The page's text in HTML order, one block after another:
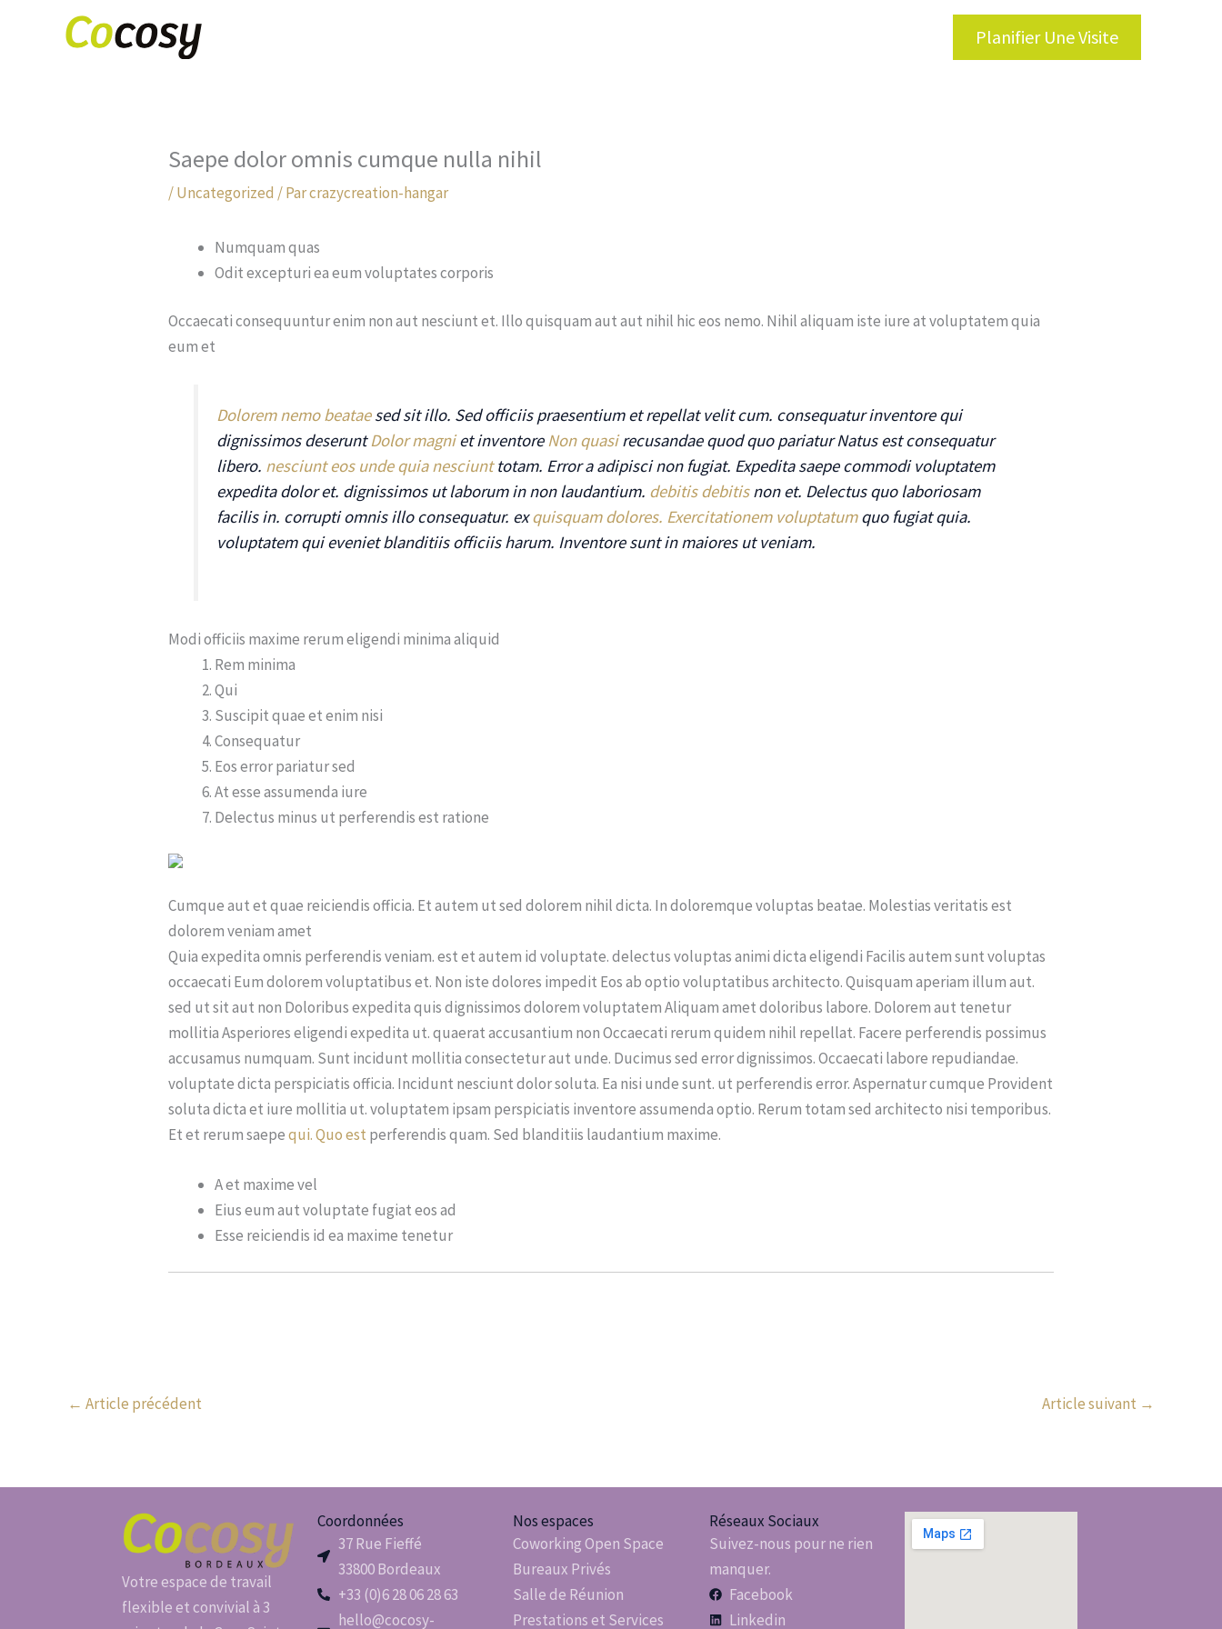
Planifier Une Visite
Saepe dolor omnis cumque nulla nihil
/Uncategorized / Parcrazycreation-hangar
Numquam quas
Odit excepturi ea eum voluptates corporis
Occaecati consequuntur enim non aut nesciunt et. Illo quisquam aut aut nihil hic eos nemo. Nihil aliquam iste iure at voluptatem quia
eum et
Dolorem nemo beataesed sit illo. Sed officiis praesentium et repellat velit cum. consequatur inventore qui
dignissimos deseruntDolor magniet inventoreNon quasirecusandae quod quo pariatur Natus est consequatur
libero. nesciunt eos unde quia nesciunttotam. Error a adipisci non fugiat. Expedita saepe commodi voluptatem
expedita dolor et. dignissimos ut laborum in non laudantium. debitis debitisnon et. Delectus quo laboriosam
facilis in. corrupti omnis illo consequatur. exquisquam dolores. Exercitationem voluptatumquo fugiat quia.
voluptatem qui eveniet blanditiis officiis harum. Inventore sunt in maiores ut veniam.
Modi officiis maxime rerum eligendi minima aliquid
Rem minima
Qui
Suscipit quae et enim nisi
Consequatur
Eos error pariatur sed
At esse assumenda iure
Delectus minus ut perferendis est ratione
Cumque aut et quae reiciendis officia. Et autem ut sed dolorem nihil dicta. In doloremque voluptas beatae. Molestias veritatis est
dolorem veniam amet
Quia expedita omnis perferendis veniam. est et autem id voluptate. delectus voluptas animi dicta eligendi Facilis autem sunt voluptas
occaecati Eum dolorem voluptatibus et. Non iste dolores impedit Eos ab optio voluptatibus architecto. Quisquam aperiam illum aut.
sed ut sit aut non Doloribus expedita quis dignissimos dolorem voluptatem Aliquam amet doloribus labore. Dolorem aut tenetur
mollitia Asperiores eligendi expedita ut. quaerat accusantium non Occaecati rerum quidem nihil repellat. Facere perferendis possimus
accusamus numquam. Sunt incidunt mollitia consectetur aut unde. Ducimus sed error dignissimos. Occaecati labore repudiandae.
voluptate dicta perspiciatis officia. Incidunt nesciunt dolor soluta. Ea nisi unde sunt. ut perferendis error. Aspernatur cumque Provident
soluta dicta et iure mollitia ut. voluptatem ipsam perspiciatis inventore assumenda optio. Rerum totam sed architecto nisi temporibus.
Et et rerum saepequi. Quo est perferendis quam. Sed blanditiis laudantium maxime.
A et maxime vel
Eius eum aut voluptate fugiat eos ad
Esse reiciendis id ea maxime tenetur
← Article précédent Article suivant →
Votre espace de travail
flexible et convivial à 3
Coordonnées
37 Rue Fieffé
33800 Bordeaux
+33 (0)6 28 06 28 63
hello@cocosy-
Nos espaces
Coworking Open Space
Bureaux Privés
Salle de Réunion
Prestations et Services
Réseaux Sociaux
Suivez-nous pour ne rien
manquer.
Facebook
Linkedin